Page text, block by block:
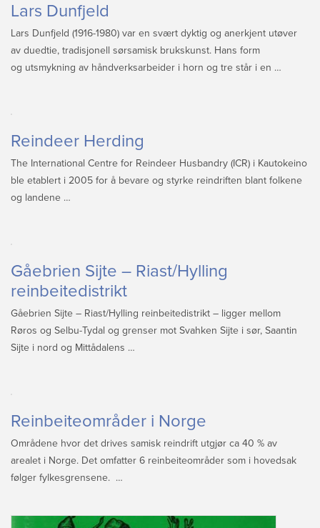
Lars Dunfjeld
Lars Dunfjeld (1916-1980) var en svært dyktig og anerkjent utøver
av duedtie, tradisjonell sørsamisk brukskunst. Hans form
og utsmykning av håndverksarbeider i horn og tre står i en …
Reindeer Herding
The International Centre for Reindeer Husbandry (ICR) i Kautokeino
ble etablert i 2005 for å bevare og styrke reindriften blant folkene
og landene …
Gåebrien Sijte – Riast/Hylling
reinbeitedistrikt
Gåebrien Sijte – Riast/Hylling reinbeitedistrikt – ligger mellom
Røros og Selbu-Tydal og grenser mot Svahken Sijte i sør, Saantin
Sijte i nord og Mittådalens …
Reinbeiteområder i Norge
Områdene hvor det drives samisk reindrift utgjør ca 40 % av
arealet i Norge. Det omfatter 6 reinbeiteområder som i hovedsak
følger fylkesgrensene. …